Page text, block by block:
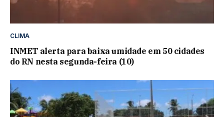
CLIMA
INMET alerta para baixa umidade em 50 cidades
do RN nesta segunda-feira (10)